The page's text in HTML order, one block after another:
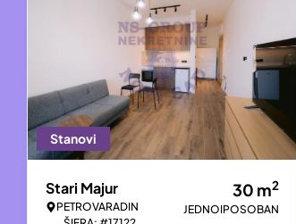
Stanovi
Stari Majur
PETROVARADIN
30 m2
JEDNOIPOSOBAN